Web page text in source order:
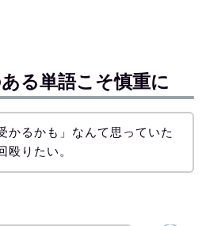
る単語こそ慎重に
かるかも」なんて思っていた
殴りたい。